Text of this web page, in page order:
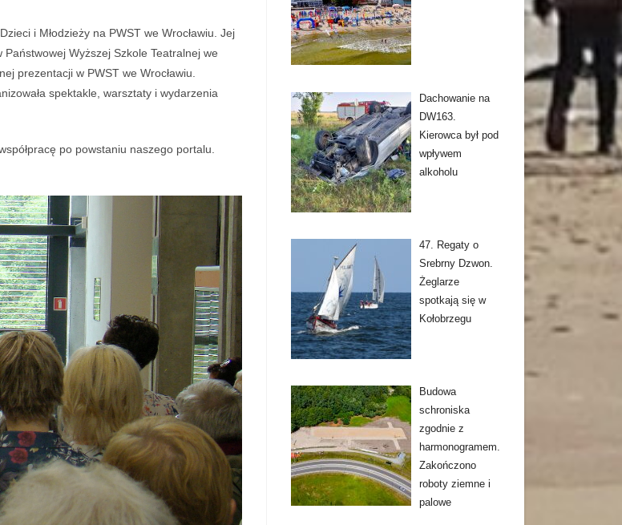
i Młodzieży na PWST we Wrocławiu. Jej
Wyższej Szkole Teatralnej we
prezentacji w PWST we Wrocławiu.
spektakle, warsztaty i wydarzenia
po powstaniu naszego portalu.
Dachowanie na
DW163.
Kierowca był pod
wpływem
alkoholu
47. Regaty o
Srebrny Dzwon.
Żeglarze
spotkają się w
Kołobrzegu
Budowa
schroniska
zgodnie z
harmonogramem.
Zakończono
roboty ziemne i
palowe